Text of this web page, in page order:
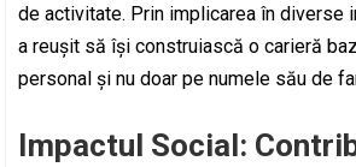
de activitate. Prin implicarea în diverse
a reușit să își construiască o carieră
personal și nu doar pe numele său de
Impactul Social: